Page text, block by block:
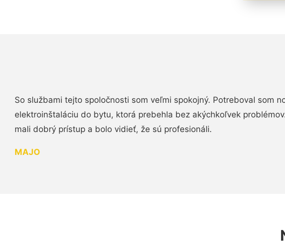
So službami tejto spoločnosti som veľmi spokojný. Potreboval som
elektroinštaláciu do bytu, ktorá prebehla bez akýchkoľvek
mali dobrý prístup a bolo vidieť, že sú profesionáli.
MAJO